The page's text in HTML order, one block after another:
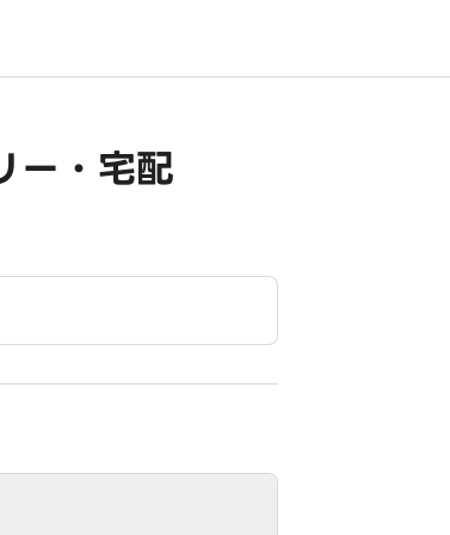
ー・宅配